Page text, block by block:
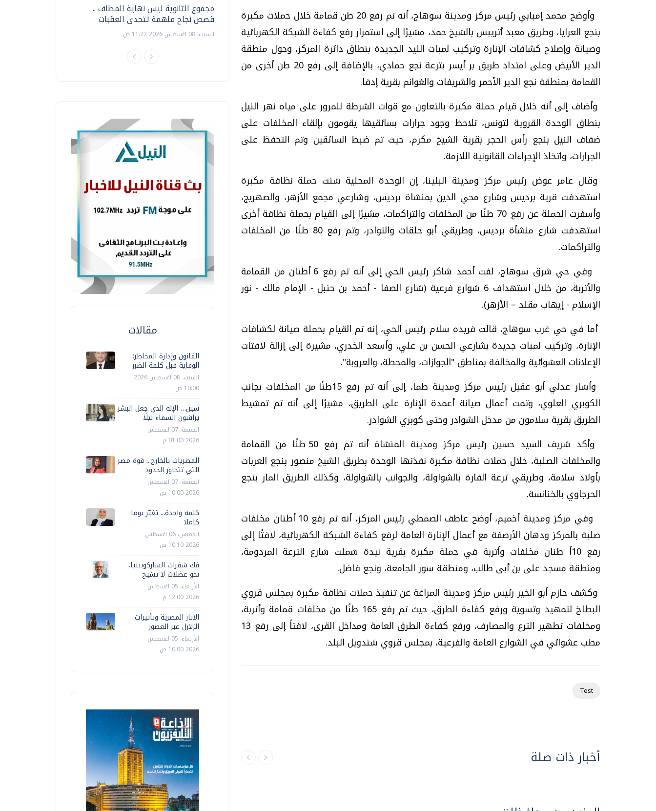
وأوضح محمد إمبابي رئيس مركز ومدينة سوهاج، أنه تم رفع 20 طن قمامة خلال حملات مكبرة
بنجع العرايا، وطريق معبد أتريبس بالشيخ حمد، مشيرًا إلى استمرار رفع كفاءة الشبكة الكهربائية
وصيانة وإصلاح كشافات الإنارة وتركيب لمبات الليد الجديدة بنطاق دائرة المركز، وحول منطقة
الدير الأبيض وعلى امتداد طريق بر أيسر بترعة نجع حمادي، بالإضافة إلى رفع 20 طن أخرى من
القمامة بمنطقة نجع الدير الأحمر والشريفات والغوانم بقرية إدفا.
وأضاف إلى أنه خلال قيام حملة مكبرة بالتعاون مع قوات الشرطة للمرور على مياه نهر النيل
بنطاق الوحدة القروية لتونس، تلاحظ وجود جرارات بسائقيها يقومون بإلقاء المخلفات على
ضفاف النيل بنجع رأس الحجر بقرية الشيخ مكرم، حيث تم ضبط السائقين وتم التحفظ على
الجرارات، واتخاذ الإجراءات القانونية اللازمة.
وقال عامر عوض رئيس مركز ومدينة البلينا، إن الوحدة المحلية شنت حملة نظافة مكبرة
استهدفت قرية برديس وشارع محي الدين بمنشاة برديس، وشارعي مجمع الأزهر، والصهريج،
وأسفرت الحملة عن رفع 70 طنًا من المخلفات والتراكمات، مشيرًا إلى القيام بحملة نظافة أخرى
استهدفت شارع منشأة برديس، وطريقي أبو حلقات والتوادر، وتم رفع 80 طنًا من المخلفات
والتراكمات.
وفي حي شرق سوهاج، لفت أحمد شاكر رئيس الحي إلى أنه تم رفع 6 أطنان من القمامة
والأتربة، من خلال استهداف 6 شوارع فرعية (شارع الصفا - أحمد بن حنبل - الإمام مالك - نور
الإسلام - إيهاب مقلد – الأزهر).
أما في حي غرب سوهاج، قالت فريده سلام رئيس الحي، إنه تم القيام بحملة صيانة لكشافات
الإنارة، وتركيب لمبات جديدة بشارعي الحسن بن علي، وأسعد الخدري، مشيرة إلى إزالة لافتات
الإعلانات العشوائية والمخالفة بمناطق "الجوازات، والمحطة، والعروبة".
وأشار عدلي أبو عقيل رئيس مركز ومدينة طما، إلى أنه تم رفع 15طنًا من المخلفات بجانب
الكوبري العلوي، وتمت أعمال صيانة أعمدة الإنارة على الطريق، مشيرًا إلى أنه تم تمشيط
الطريق بقرية سلامون من مدخل الشوادر وحتى كوبري الشوادر.
وأكد شريف السيد حسين رئيس مركز ومدينة المنشاة أنه تم رفع 50 طنًا من القمامة
والمخلفات الصلبة، خلال حملات نظافة مكبرة نفذتها الوحدة بطريق الشيخ منصور بنجع العربات
بأولاد سلامة، وطريقي ترعة الفارة بالشواولة، والجوانب بالشواولة، وكذلك الطريق المار بنجع
الحرجاوي بالخنانسة.
وفي مركز ومدينة أخميم، أوضح عاطف الصمطي رئيس المركز، أنه تم رفع 10 أطنان مخلفات
صلبة بالمركز ودهان الأرصفة مع أعمال الإنارة العامة لرفع كفاءة الشبكة الكهربائية، لافتًا إلى
رفع 10أ طنان مخلفات وأتربة في حملة مكبرة بقرية نيدة شملت شارع الترعة المردومة،
ومنطقة مسجد على بن أبى طالب، ومنطقة سور الجامعة، ونجع فاضل.
وكشف حازم أبو الخير رئيس مركز ومدينة المراغة عن تنفيذ حملات نظافة مكبرة بمجلس قروي
البطاخ لتمهيد وتسوية ورفع كفاءة الطرق، حيث تم رفع 165 طنًا من مخلفات قمامة وأتربة،
ومخلفات تطهير الترع والمصارف، ورفع كفاءة الطرق العامة ومداخل القرى، لافتاً إلى رفع 13
مطب عشوائي في الشوارع العامة والفرعية، بمجلس قروي شندويل البلد.
Test
أخبار ذات صلة
مجموع الثانوية ليس نهاية المطاف ..
قصص نجاح ملهمة تتحدى العقبات
السبت، 08 اغسطس 2026 11:22 ص
بعد إشعارات "جوجل" .. هل يمكن التنبوء
بالزلازل وكيف نتعامل معها؟
الثلاثاء، 04 اغسطس 2026 04:04 م
دليلك للتنسيق الجامعي .. تساؤلات
وإجابات
السبت، 01 اغسطس 2026 10:25 ص
فيديو.. الإعلام الرقمي.. تقنيات واعدة
مقالات
القانون وإدارة المخاطر:
الوقاية قبل كلفة الضرر
السبت، 08 اغسطس 2026
10:00 ص
سين… الإله الذي جعل البشر
يراقبون السماء ليلًا
الجمعة، 07 اغسطس
2026 01:00 م
المصريات بالخارج... قوة مصر
التي تتجاوز الحدود
الجمعة، 07 اغسطس
2026 10:00 ص
كلمة واحدة... تغيّر يوما
كاملا
الخميس، 06 اغسطس
2026 10:10 ص
فك شفرات الساركوبينيا..
نحو عضلات لا تشيخ
الأربعاء، 05 اغسطس
2026 12:00 م
الآثار المصرية وتأثيرات
الزلازل عبر العصور
الأربعاء، 05 اغسطس
2026 10:00 ص